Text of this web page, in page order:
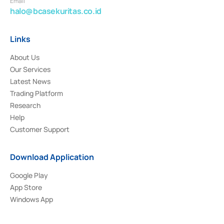
halo@bcasekuritas.co.id
Links
About Us
Our Services
Latest News
Trading Platform
Research
Help
Customer Support
Download Application
Google Play
App Store
Windows App